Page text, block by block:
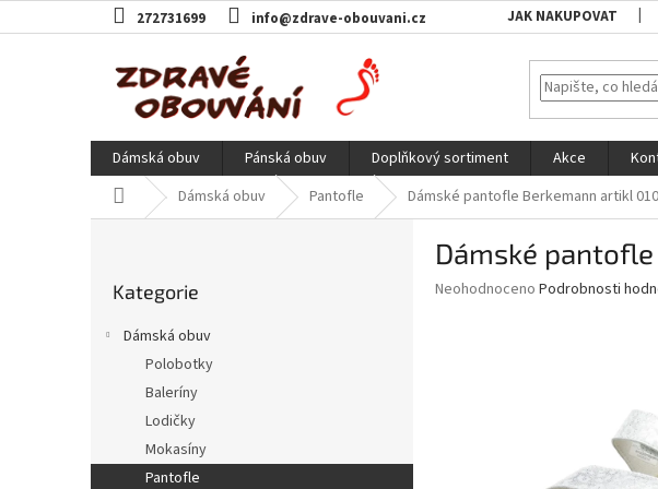
na
272731699 info@zdrave-obouvani.cz JAK NAKUPOVAT
Dámská obuv Pánská obuv Doplňkový sortiment Akce
Domů Dámská obuv Pantofle Dámské pantofle Berkemann artikl
a
kategorie
Kategorie
Dámská obuv
Polobotky
Baleríny
Lodičky
Mokasíny
Pantofle
Dámské
Průměrné
Neohodnoceno Podrobnosti